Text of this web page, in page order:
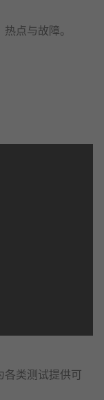
点与故障。
各类测试提供可